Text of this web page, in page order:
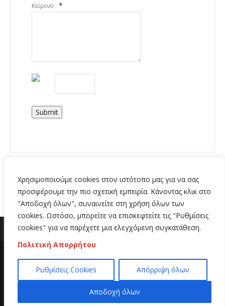
Χρησιμοποιούμε cookies στον ιστότοπο μας για να σας
προσφέρουμε την πιο σχετική εμπειρία. Κάνοντας κλικ στο
"Αποδοχή όλων", συναινείτε στη χρήση όλων των
cookies. Ωστόσο, μπορείτε να επισκεφτείτε τις "Ρυθμίσεις
cookies" για να παρέχετε μια ελεγχόμενη συγκατάθεση.
Πολιτική Απορρήτου
Ρυθμίσεις Cookies Απόρριψη όλων
Αποδοχή όλων
Κείμενο *
Submit
Copyright 2020 | All Rights Reserved | Κατασκευή
ιστοσελίδων
Hi Web